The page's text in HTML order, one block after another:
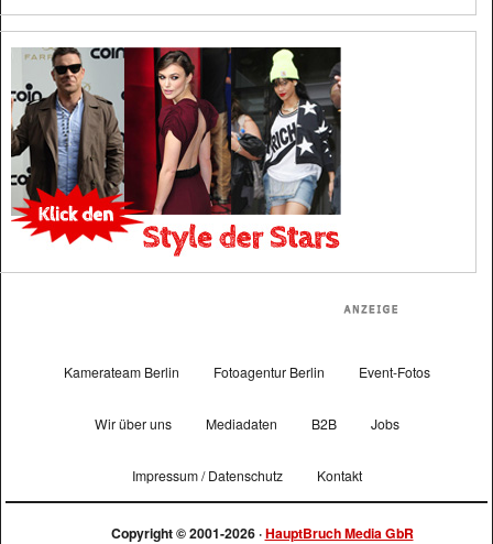
Kamerateam Berlin Fotoagentur Berlin Event-Fotos
Wir über uns Mediadaten B2B Jobs
Impressum / Datenschutz Kontakt
Copyright © 2001-2026 ·HauptBruch Media GbR